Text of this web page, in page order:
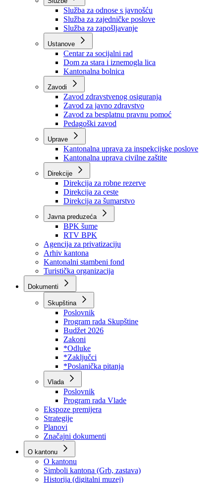
Organizacije
Službe
Služba za odnose s javnošću
Služba za zajedničke poslove
Služba za zapošljavanje
Ustanove
Centar za socijalni rad
Dom za stara i iznemogla lica
Kantonalna bolnica
Zavodi
Zavod zdravstvenog osiguranja
Zavod za javno zdravstvo
Zavod za besplatnu pravnu pomoć
Pedagoški zavod
Kantonalna uprava za inspekcijske poslove
Kantonalna uprava civilne zaštite
Direkcije
Direkcija za robne rezerve
Direkcija za ceste
Direkcija za šumarstvo
Javna preduzeća
BPK šume
RTV BPK
Agencija za privatizaciju
Arhiv kantona
Kantonalni stambeni fond
Turistička organizacija
Dokumenti
Skupština
Poslovnik
Program rada Skupštine
Budžet 2026
Zakoni
*Odluke
*Zaključci
*Poslanička pitanja
Vlada
Poslovnik
Program rada Vlade
Ekspoze premijera
Strategije
Planovi
Značajni dokumenti
O kantonu